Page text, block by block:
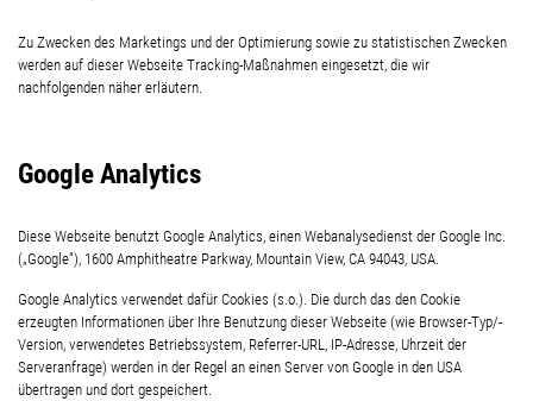
Zu Zwecken des Marketings und der Optimierung sowie zu statistischen Zwecken
werden auf dieser Webseite Tracking-Maßnahmen eingesetzt, die wir
nachfolgenden näher erläutern.
Google Analytics
Diese Webseite benutzt Google Analytics, einen Webanalysedienst der Google Inc.
(„Google“), 1600 Amphitheatre Parkway, Mountain View, CA 94043, USA.
Google Analytics verwendet dafür Cookies (s.o.). Die durch das den Cookie
erzeugten Informationen über Ihre Benutzung dieser Webseite (wie Browser-Typ/-
Version, verwendetes Betriebssystem, Referrer-URL, IP-Adresse, Uhrzeit der
Serveranfrage) werden in der Regel an einen Server von Google in den USA
übertragen und dort gespeichert.